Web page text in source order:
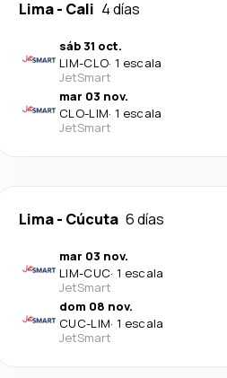
Lima- Cali 4 días
sáb 31 oct.
LIM-CLO· 1 escala
JetSmart
mar 03 nov.
CLO-LIM· 1 escala
JetSmart
Lima- Cúcuta 6 días
mar 03 nov.
LIM-CUC· 1 escala
JetSmart
dom 08 nov.
CUC-LIM· 1 escala
JetSmart